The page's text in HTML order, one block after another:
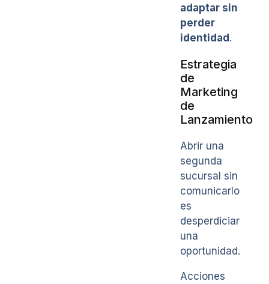
adaptar sin
perder
identidad.
Estrategia
de
Marketing
de
Lanzamiento
Abrir una
segunda
sucursal sin
comunicarlo
es
desperdiciar
una
oportunidad.
Acciones